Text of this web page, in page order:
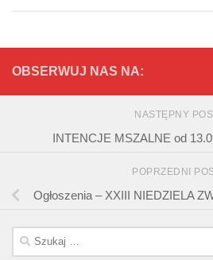
OBSERWUJ NAS NA:
NASTĘPNY
INTENCJE MSZALNE od
POPRZEDNI
Ogłoszenia – XXIII NIEDZIELA
Szukaj: